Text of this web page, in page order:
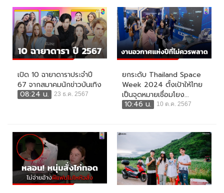
เปิด 10 ฉายาดาราประจำปี
67 จากสมาคมนักข่าวบันเทิง
08:24 น.
23 ธ.ค. 2567
ยกระดับ Thailand Space
Week 2024 ตั้งเป้าให้ไทย
เป็นจุดหมายเชื่อมโยง...
10:46 น.
10 ต.ค. 2567